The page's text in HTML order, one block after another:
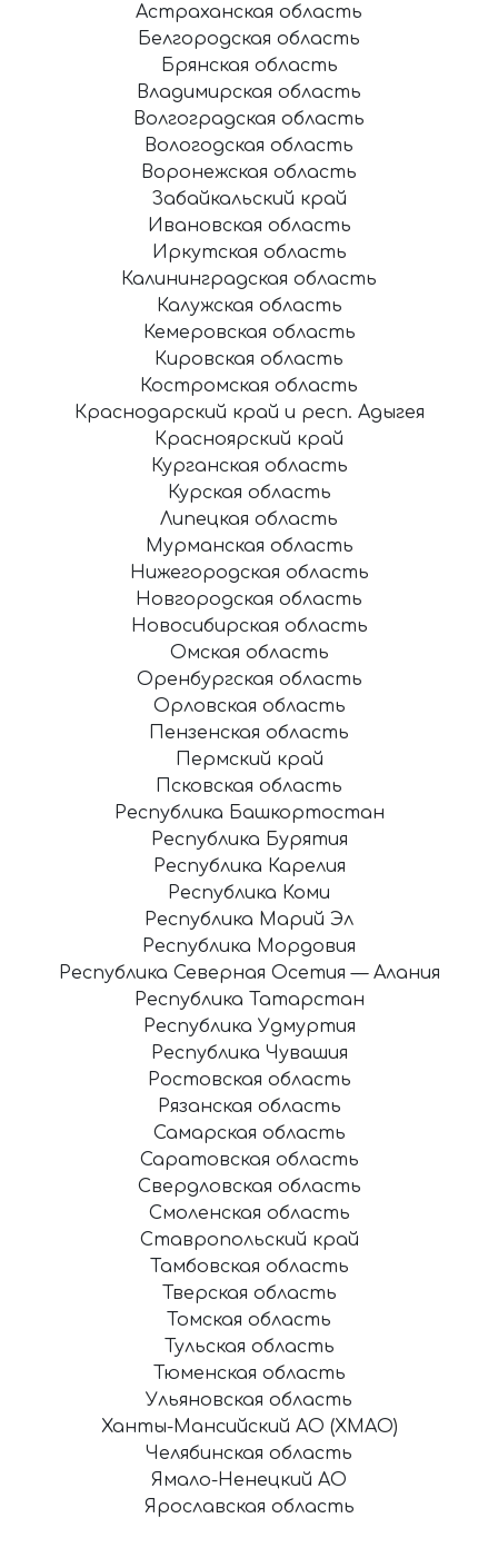
Астраханская область
Белгородская область
Брянская область
Владимирская область
Волгоградская область
Вологодская область
Воронежская область
Забайкальский край
Ивановская область
Иркутская область
Калининградская область
Калужская область
Кемеровская область
Кировская область
Костромская область
Краснодарский край и респ. Адыгея
Красноярский край
Курганская область
Курская область
Липецкая область
Мурманская область
Нижегородская область
Новгородская область
Новосибирская область
Омская область
Оренбургская область
Орловская область
Пензенская область
Пермский край
Псковская область
Республика Башкортостан
Республика Бурятия
Республика Карелия
Республика Коми
Республика Марий Эл
Республика Мордовия
Республика Северная Осетия — Алания
Республика Татарстан
Республика Удмуртия
Республика Чувашия
Ростовская область
Рязанская область
Самарская область
Саратовская область
Свердловская область
Смоленская область
Ставропольский край
Тамбовская область
Тверская область
Томская область
Тульская область
Тюменская область
Ульяновская область
Ханты-Мансийский АО (ХМАО)
Челябинская область
Ямало-Ненецкий АО
Ярославская область